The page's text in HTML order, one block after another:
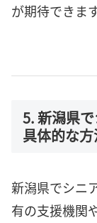
が期待できます
5. 新潟県
具体的な
新潟県でシニ
有の支援機関